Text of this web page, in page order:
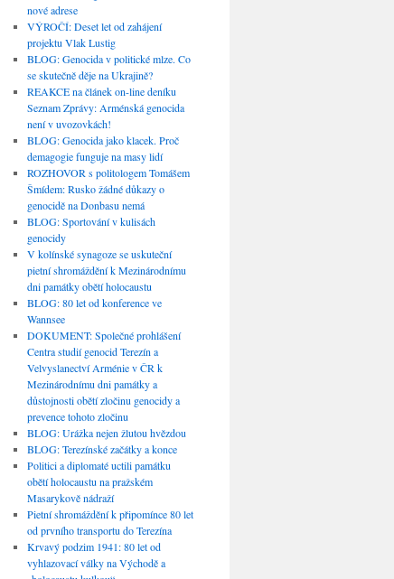
nové adrese
VÝROČÍ: Deset let od zahájení
projektu Vlak Lustig
BLOG: Genocida v politické mlze. Co
se skutečně děje na Ukrajině?
REAKCE na článek on-line deníku
Seznam Zprávy: Arménská genocida
není v uvozovkách!
BLOG: Genocida jako klacek. Proč
demagogie funguje na masy lidí
ROZHOVOR s politologem Tomášem
Šmídem: Rusko žádné důkazy o
genocidě na Donbasu nemá
BLOG: Sportování v kulisách
genocidy
V kolínské synagoze se uskuteční
pietní shromáždění k Mezinárodnímu
dni památky obětí holocaustu
BLOG: 80 let od konference ve
Wannsee
DOKUMENT: Společné prohlášení
Centra studií genocid Terezín a
Velvyslanectví Arménie v ČR k
Mezinárodnímu dni památky a
důstojnosti obětí zločinu genocidy a
prevence tohoto zločinu
BLOG: Urážka nejen žlutou hvězdou
BLOG: Terezínské začátky a konce
Politici a diplomaté uctili památku
obětí holocaustu na pražském
Masarykově nádraží
Pietní shromáždění k připomínce 80 let
od prvního transportu do Terezína
Krvavý podzim 1941: 80 let od
vyhlazovací války na Východě a